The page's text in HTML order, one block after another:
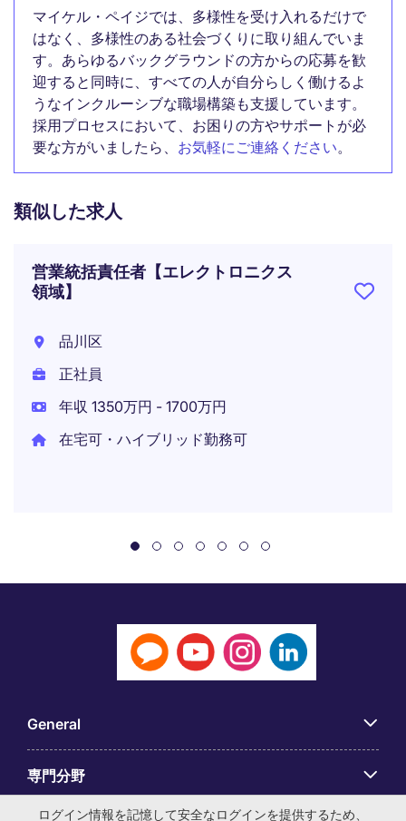
マイケル・ペイジでは、多様性を受け入れるだけで
はなく、多様性のある社会づくりに取り組んでいま
す。あらゆるバックグラウンドの方からの応募を歓
迎すると同時に、すべての人が自分らしく働けるよ
うなインクルーシブな職場構築も支援しています。
採用プロセスにおいて、お困りの方やサポートが必
要な方がいましたら、 お気軽にご連絡ください。
類似した求人
営業統括責任者【エレクトロニクス
領域】
品川区
正社員
年収 1350万円 - 1700万円
在宅可・ハイブリッド勤務可
General
専門分野
ログイン情報を記憶して安全なログインを提供するため、